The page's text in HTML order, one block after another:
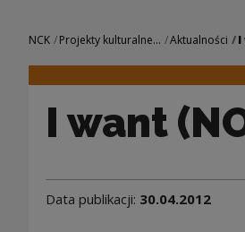
|
Nawigacja
NCK Projekty kulturalne... Aktualności I
I want
Data publikacji: 30.04.2012